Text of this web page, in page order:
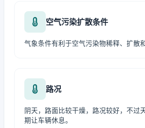
空气污染扩散条件
气象条件有利于空气污染物稀释、扩散
路况
阴天，路面比较干燥，路况较好，不过
期让车辆休息。